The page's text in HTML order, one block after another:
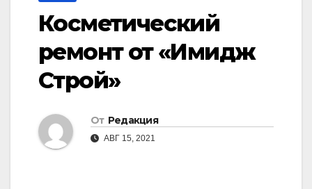
Косметический
ремонт от «Имидж
Строй»
От Редакция
АВГ 15, 2021